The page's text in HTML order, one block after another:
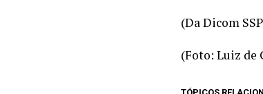
(Da Dicom
(Foto: Luiz de